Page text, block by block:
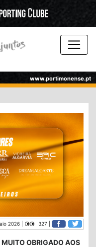
www.portimonense.pt
2026 | 327 |
OBRIGADO AOS